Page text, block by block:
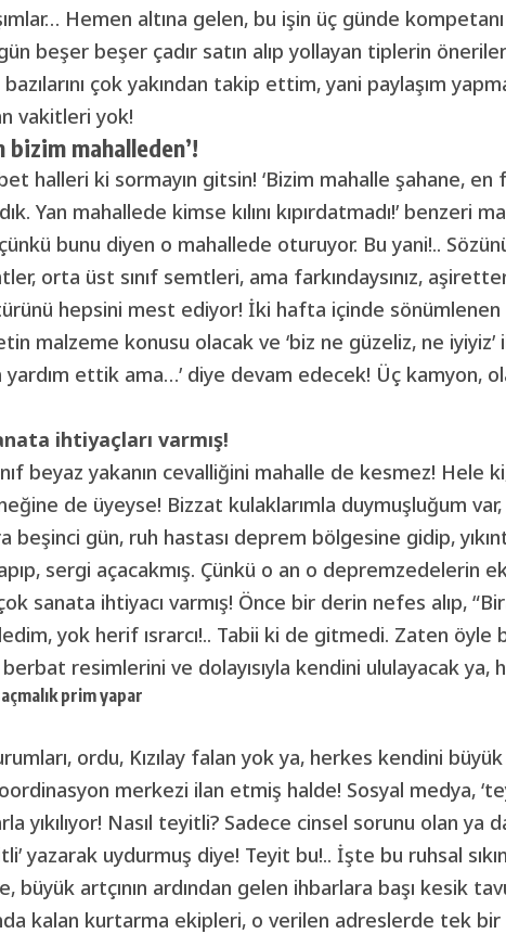
Hemen altına gelen, bu işin üç günde
gün beşer beşer çadır satın alıp yollayan tiplerin
çok yakından takip ettim, yani paylaşım
vakitleri yok!
bizim mahalleden’!
halleri ki sormayın gitsin! ‘Bizim mahalle şahane, en
Yan mahallede kimse kılını kıpırdatmadı!’ benzeri
bunu diyen o mahallede oturuyor. Bu yani!..
orta üst sınıf semtleri, ama farkındaysınız,
hepsini mest ediyor! İki hafta içinde sönümlenen
malzeme konusu olacak ve ‘biz ne güzeliz, ne iyiyiz’
yardım ettik ama…’ diye devam edecek! Üç kamyon,
ihtiyaçları varmış!
beyaz yakanın cevalliğini mahalle de kesmez! Hele
de üyeyse! Bizzat kulaklarımla duymuşluğum var,
beşinci gün, ruh hastası deprem bölgesine gidip,
sergi açacakmış. Çünkü o an o depremzedelerin
sanata ihtiyacı varmış! Önce bir derin nefes alıp,
yok herif ısrarcı!.. Tabii ki de gitmedi. Zaten öyle
resimlerini ve dolayısıyla kendini ululayacak ya,
prim yapar
ordu, Kızılay falan yok ya, herkes kendini büyük
merkezi ilan etmiş halde! Sosyal medya,
yıkılıyor! Nasıl teyitli? Sadece cinsel sorunu olan ya
yazarak uydurmuş diye! Teyit bu!.. İşte bu ruhsal
büyük artçının ardından gelen ihbarlara başı kesik
kalan kurtarma ekipleri, o verilen adreslerde tek bir